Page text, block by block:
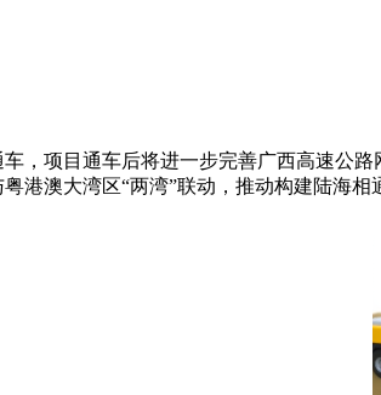
项目通车后将进一步完善广西高速公路
港澳大湾区“两湾”联动，推动构建陆海相